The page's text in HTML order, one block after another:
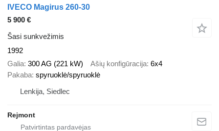
IVECO Magirus 260-30
5 900 €
Šasi sunkvežimis
1992
Galia 300 AG (221 kW) Ašių konfigūracija 6x4
Pakaba spyruoklė/spyruoklė
Lenkija, Siedlec
Rejmont